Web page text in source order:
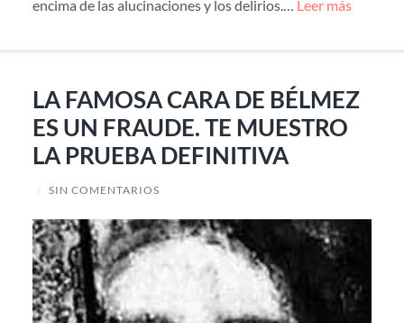
encima de las alucinaciones y los delirios.… Leer más
LA FAMOSA CARA DE BÉLMEZ
ES UN FRAUDE. TE MUESTRO
LA PRUEBA DEFINITIVA
/ SIN COMENTARIOS